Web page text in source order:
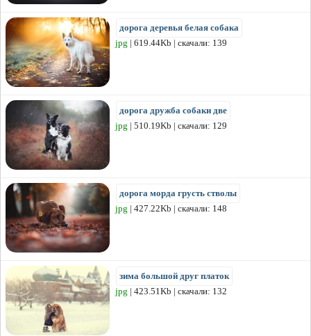
дорога деревья белая собака
jpg | 619.44Kb | скачали: 139
дорога дружба собаки две
jpg | 510.19Kb | скачали: 129
дорога морда грусть стволы
jpg | 427.22Kb | скачали: 148
зима большой друг платок
jpg | 423.51Kb | скачали: 132